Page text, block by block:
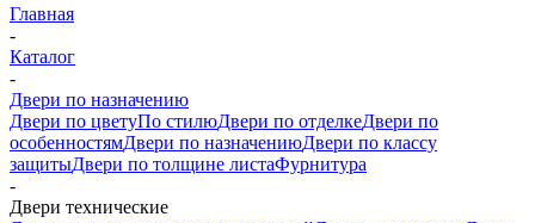
Главная
-
Каталог
-
Двери по назначению
Двери по цветуПо стилюДвери по отделкеДвери по
особенностямДвери по назначениюДвери по классу
защитыДвери по толщине листаФурнитура
-
Двери технические